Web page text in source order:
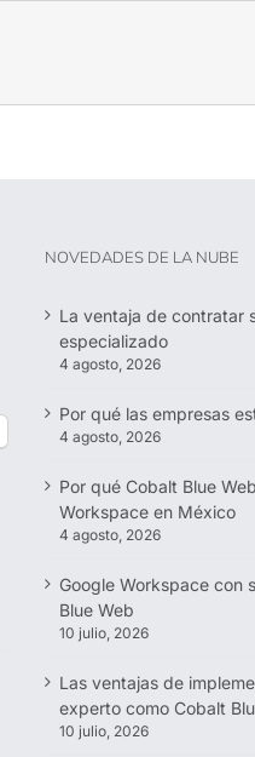
NOVEDADES DE LA NUBE
La ventaja de contratar
especializado
4 agosto, 2026
Por qué las empresas
4 agosto, 2026
Por qué Cobalt Blue
Workspace en México
4 agosto, 2026
Google Workspace con
Blue Web
10 julio, 2026
Las ventajas de
experto como Cobalt
10 julio, 2026